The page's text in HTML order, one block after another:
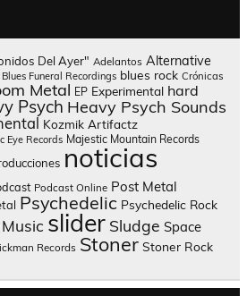
Del Ayer" Adelantos Alternative
Blues Funeral Recordings blues rock Crónicas
Metal EP Experimental hard
Psych Heavy Psych Sounds
Kozmik Artifactz
Eye Records Majestic Mountain Records
noticias
Podcast Online Post Metal
Psychedelic Psychedelic Rock
slider Sludge Space
Records Stoner Stoner Rock